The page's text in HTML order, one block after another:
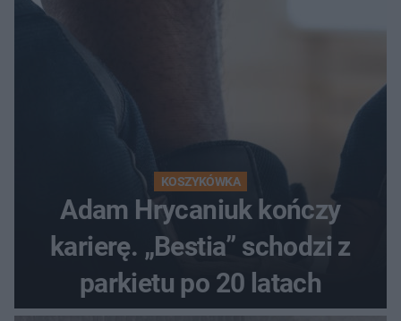
KOSZYKÓWKA
Adam Hrycaniuk kończy
karierę. „Bestia” schodzi z
parkietu po 20 latach